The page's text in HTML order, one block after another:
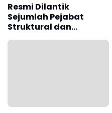
Resmi Dilantik
Sejumlah Pejabat
Struktural dan
Fungsional di Kota